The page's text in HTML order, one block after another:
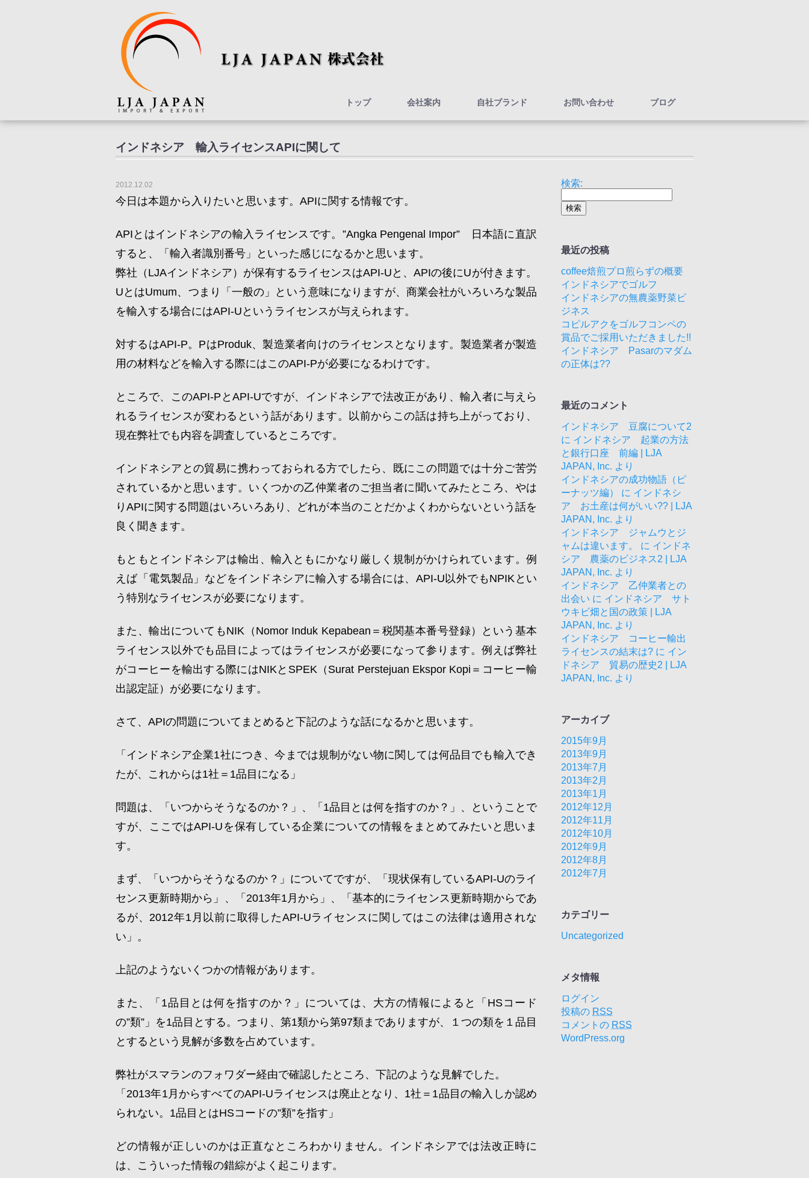
トップ 会社案内 自社ブランド お問い合わせ ブログ
インドネシア 輸入ライセンスAPIに関して
2012.12.02
今日は本題から入りたいと思います。APIに関する情報です。
APIとはインドネシアの輸入ライセンスです。”Angka Pengenal Impor” 日本語に直訳
すると、「輸入者識別番号」といった感じになるかと思います。
弊社（LJAインドネシア）が保有するライセンスはAPI-Uと、APIの後にUが付きます。
UとはUmum、つまり「一般の」という意味になりますが、商業会社がいろいろな製品
を輸入する場合にはAPI-Uというライセンスが与えられます。
対するはAPI-P。PはProduk、製造業者向けのライセンスとなります。製造業者が製造
用の材料などを輸入する際にはこのAPI-Pが必要になるわけです。
ところで、このAPI-PとAPI-Uですが、インドネシアで法改正があり、輸入者に与えら
れるライセンスが変わるという話があります。以前からこの話は持ち上がっており、
現在弊社でも内容を調査しているところです。
インドネシアとの貿易に携わっておられる方でしたら、既にこの問題では十分ご苦労
されているかと思います。いくつかの乙仲業者のご担当者に聞いてみたところ、やは
りAPIに関する問題はいろいろあり、どれが本当のことだかよくわからないという話を
良く聞きます。
もともとインドネシアは輸出、輸入ともにかなり厳しく規制がかけられています。例
えば「電気製品」などをインドネシアに輸入する場合には、API-U以外でもNPIKとい
う特別なライセンスが必要になります。
また、輸出についてもNIK（Nomor Induk Kepabean＝税関基本番号登録）という基本
ライセンス以外でも品目によってはライセンスが必要になって参ります。例えば弊社
がコーヒーを輸出する際にはNIKとSPEK（Surat Perstejuan Ekspor Kopi＝コーヒー輸
出認定証）が必要になります。
さて、APIの問題についてまとめると下記のような話になるかと思います。
「インドネシア企業1社につき、今までは規制がない物に関しては何品目でも輸入でき
たが、これからは1社＝1品目になる」
問題は、「いつからそうなるのか？」、「1品目とは何を指すのか？」、ということで
すが、ここではAPI-Uを保有している企業についての情報をまとめてみたいと思いま
す。
まず、「いつからそうなるのか？」についてですが、「現状保有しているAPI-Uのライ
センス更新時期から」、「2013年1月から」、「基本的にライセンス更新時期からであ
るが、2012年1月以前に取得したAPI-Uライセンスに関してはこの法律は適用されな
い」。
上記のようないくつかの情報があります。
また、「1品目とは何を指すのか？」については、大方の情報によると「HSコード
の”類”」を1品目とする。つまり、第1類から第97類までありますが、１つの類を１品目
とするという見解が多数を占めています。
弊社がスマランのフォワダー経由で確認したところ、下記のような見解でした。
「2013年1月からすべてのAPI-Uライセンスは廃止となり、1社＝1品目の輸入しか認め
られない。1品目とはHSコードの”類”を指す」
どの情報が正しいのかは正直なところわかりません。インドネシアでは法改正時に
は、こういった情報の錯綜がよく起こります。
検索:
最近の投稿
coffee焙煎プロ煎らずの概要
インドネシアでゴルフ
インドネシアの無農薬野菜ビ
ジネス
コピルアクをゴルフコンペの
賞品でご採用いただきました!!
インドネシア Pasarのマダム
の正体は??
最近のコメント
インドネシア 豆腐について2
に インドネシア 起業の方法
と銀行口座 前編 | LJA
JAPAN, Inc. より
インドネシアの成功物語（ピ
ーナッツ編）
に インドネシ
ア お土産は何がいい?? | LJA
JAPAN, Inc. より
インドネシア ジャムウとジ
ャムは違います。
に インドネ
シア 農薬のビジネス2 | LJA
JAPAN, Inc. より
インドネシア 乙仲業者との
出会い に インドネシア サト
ウキビ畑と国の政策 | LJA
JAPAN, Inc. より
インドネシア コーヒー輸出
ライセンスの結末は? に イン
ドネシア 貿易の歴史2 | LJA
JAPAN, Inc. より
アーカイブ
2015年9月
2013年9月
2013年7月
2013年2月
2013年1月
2012年12月
2012年11月
2012年10月
2012年9月
2012年8月
2012年7月
カテゴリー
Uncategorized
メタ情報
ログイン
投稿の RSS
コメントの RSS
WordPress.org